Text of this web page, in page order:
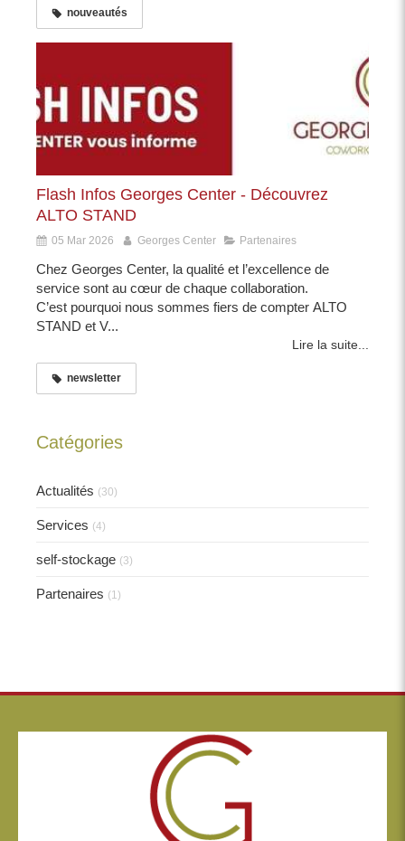
nouveautés
Flash Infos Georges Center - Découvrez
ALTO STAND
05 Mar 2026 Georges Center Partenaires
Chez Georges Center, la qualité et l’excellence de
service sont au cœur de chaque collaboration.
C’est pourquoi nous sommes fiers de compter ALTO
STAND et V...
Lire la suite...
newsletter
Catégories
Actualités (30)
Services (4)
self-stockage (3)
Partenaires (1)